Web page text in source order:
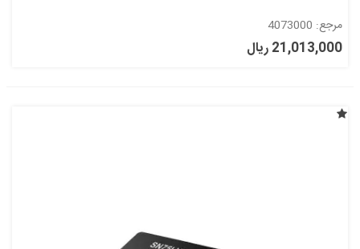
مرجع: 4073000
21,013,000 ریال